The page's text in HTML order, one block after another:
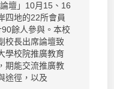
壇」10月15、16
四地的22所會員
餘人參與。本校
校長出席論壇致
學校院推廣教育
期能交流推廣教
途徑，以及